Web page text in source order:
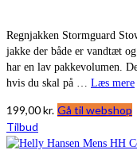
Regnjakken Stormguard
jakke der både er vandtæt
har en lav pakkevolumen.
hvis du skal på … Læs mere
199,00kr. Gå til webshop
Tilbud